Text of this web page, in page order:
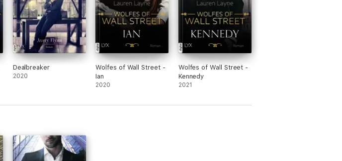
Dealbreaker
2020
Wolfes of Wall Street -
Ian
2020
Wolfes of Wall Street -
Kennedy
2021